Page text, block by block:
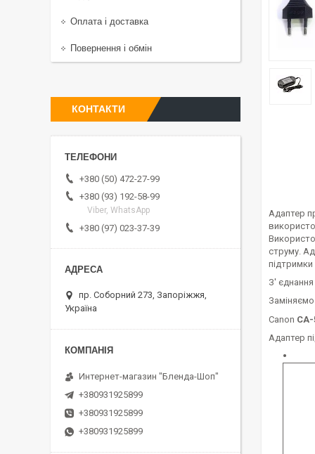
Адаптер
струму.
З'
Canon CA-
Адаптер
Оплата і доставка
Повернення і обмін
КОНТАКТИ
+380 (50) 472-27-99
+380 (93) 192-58-99
Viber, WhatsApp
+380 (97) 023-37-39
пр. Соборний 273, Запоріжжя,
Україна
Интернет-магазин "Бленда-Шоп"
+380931925899
+380931925899
+380931925899